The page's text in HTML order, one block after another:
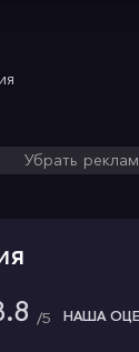
Убрать
5 НАША